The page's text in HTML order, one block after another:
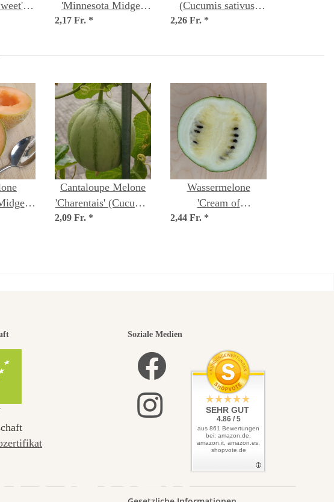
'Minnesota Midget'
(Cucumis melo)
2,17 Fr. *
(Cucumis sativus)
Bio Saatgut
2,26 Fr. *
Cantaloupe Melone
'Charentais' (Cucumis
melo) Samen
2,09 Fr. *
Wassermelone
'Cream of
Saskatchewan'
2,44 Fr. *
selbst
Garten
Soziale Medien
SEHR GUT
4.86 / 5
aus 861 Bewertungen
bei: amazon.de,
amazon.it, amazon.es,
shopvote.de